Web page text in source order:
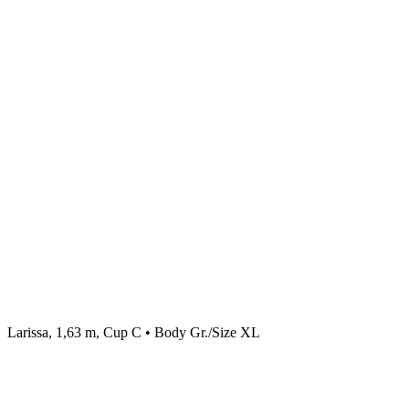
Larissa, 1,63 m, Cup C • Body Gr./Size XL